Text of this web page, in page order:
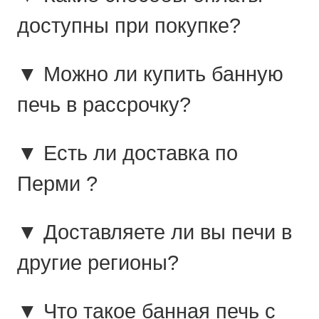
доступны при покупке?
▼ Можно ли купить банную
печь в рассрочку?
▼ Есть ли доставка по
Перми ?
▼ Доставляете ли вы печи в
другие регионы?
▼ Что такое банная печь с